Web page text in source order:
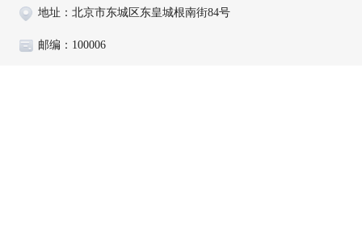
地址：北京市东城区东皇城根南街84号
邮编：100006